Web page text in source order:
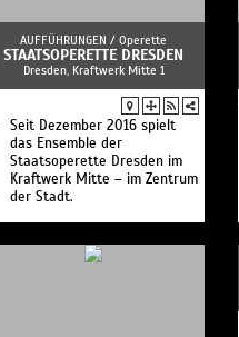
AUFFÜHRUNGEN / Operette
STAATSOPERETTE DRESDEN
Dresden, Kraftwerk Mitte 1
Seit Dezember 2016 spielt
das Ensemble der
Staatsoperette Dresden im
Kraftwerk Mitte – im Zentrum
der Stadt.